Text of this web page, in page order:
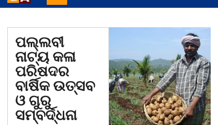
ପଲ୍ଲବୀ
ନାଟ୍ୟ କଳା
ପରିଷଦର
ବାର୍ଷିକ ଉତ୍ସବ
ଓ ଗୁରୁ
ସମ୍ବର୍ଦ୍ଧନା